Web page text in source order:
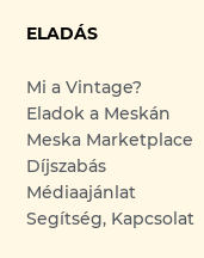
ELADÁS
Mi a Vintage?
Eladok a Meskán
Meska Marketplace
Díjszabás
Médiaajánlat
Segítség, Kapcsolat